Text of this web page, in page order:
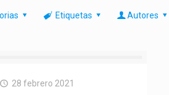
Etiquetas Autores
28 febrero 2021